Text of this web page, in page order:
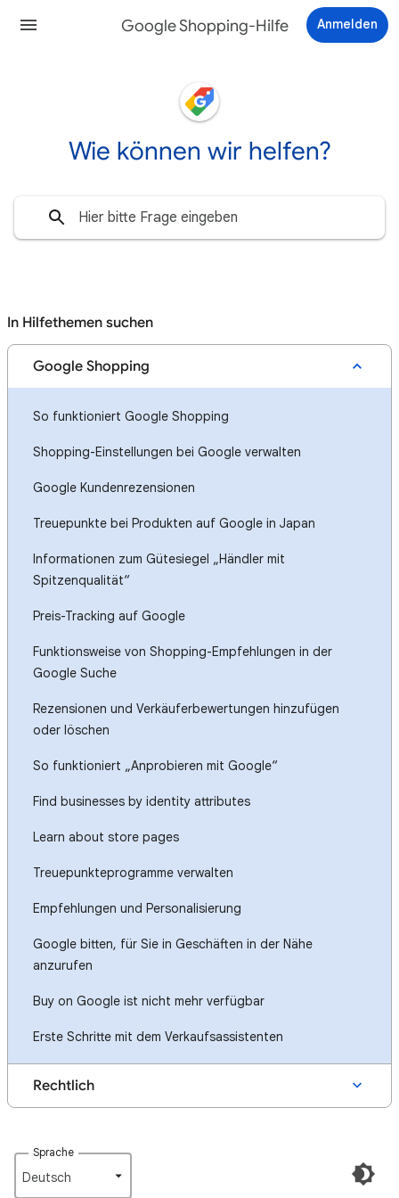
Google Shopping-Hilfe Anmelden
Wie können wir helfen?
In Hilfethemen suchen
Google Shopping
So funktioniert Google Shopping
Shopping-Einstellungen bei Google verwalten
Google Kundenrezensionen
Treuepunkte bei Produkten auf Google in Japan
Informationen zum Gütesiegel „Händler mit
Spitzenqualität“
Preis-Tracking auf Google
Funktionsweise von Shopping-Empfehlungen in der
Google Suche
Rezensionen und Verkäuferbewertungen hinzufügen
oder löschen
So funktioniert „Anprobieren mit Google“
Find businesses by identity attributes
Learn about store pages
Treuepunkteprogramme verwalten
Empfehlungen und Personalisierung
Google bitten, für Sie in Geschäften in der Nähe
anzurufen
Buy on Google ist nicht mehr verfügbar
Erste Schritte mit dem Verkaufsassistenten
Rechtlich
Sprache
Deutsch‎